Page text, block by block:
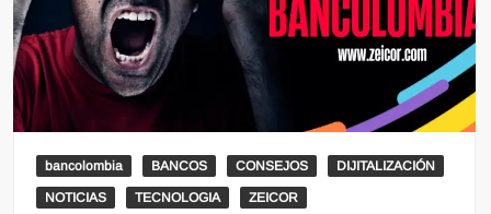
bancolombia BANCOS CONSEJOS DIJITALIZACIÓN
NOTICIAS TECNOLOGIA ZEICOR